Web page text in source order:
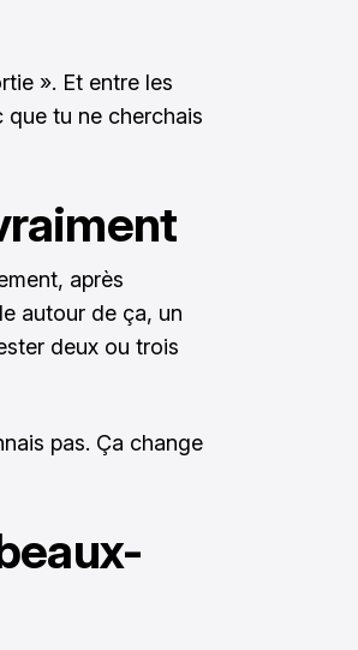
». Et entre les
que tu ne cherchais
après
autour de ça, un
deux ou trois
pas. Ça change